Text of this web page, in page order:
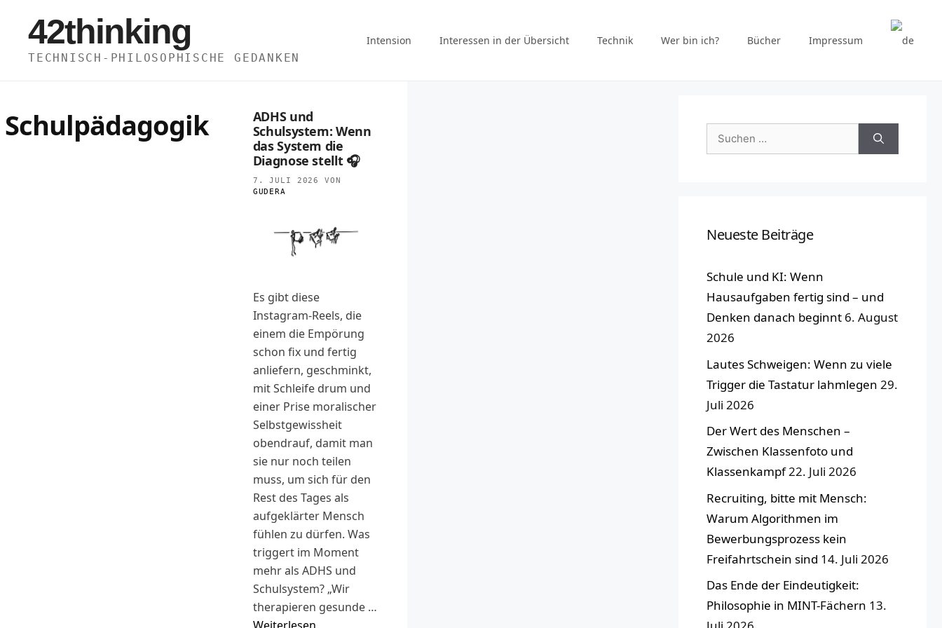
Inhalt
springen
42thinking
TECHNISCH-PHILOSOPHISCHE GEDANKEN
Intension Interessen in der Übersicht Technik Wer bin ich? Bücher Impressum
Schulpädagogik
ADHS und
Schulsystem: Wenn
das System die
Diagnose stellt 🎧
7. JULI 2026
VON
GUDERA
Es gibt diese
Instagram-Reels, die
einem die Empörung
schon fix und fertig
anliefern, geschminkt,
mit Schleife drum und
einer Prise moralischer
Selbstgewissheit
obendrauf, damit man
sie nur noch teilen
muss, um sich für den
Rest des Tages als
aufgeklärter Mensch
fühlen zu dürfen. Was
triggert im Moment
mehr als ADHS und
Schulsystem? „Wir
therapieren gesunde …
Suchen
nach:
Neueste Beiträge
Schule und KI: Wenn
Hausaufgaben fertig sind – und
Denken danach beginnt 6. August
2026
Lautes Schweigen: Wenn zu viele
Trigger die Tastatur lahmlegen 29.
Juli 2026
Der Wert des Menschen –
Zwischen Klassenfoto und
Klassenkampf22. Juli 2026
Recruiting, bitte mit Mensch:
Warum Algorithmen im
Bewerbungsprozess kein
Freifahrtschein sind 14. Juli 2026
Das Ende der Eindeutigkeit:
Philosophie in MINT-Fächern 13.